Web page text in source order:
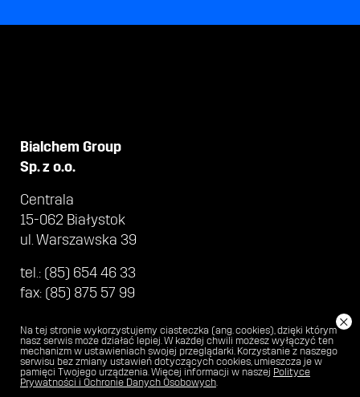
Na tej stronie wykorzystujemy ciasteczka (ang. cookies), dzięki którym
nasz serwis może działać lepiej. W każdej chwili możesz wyłączyć ten
mechanizm w ustawieniach swojej przeglądarki. Korzystanie z naszego
serwisu bez zmiany ustawień dotyczących cookies, umieszcza je w
pamięci Twojego urządzenia. Więcej informacji w naszej Polityce
Prywatności i Ochronie Danych Osobowych.
×
Bialchem Group
Sp. z o.o.
Centrala
15-062 Białystok
ul. Warszawska 39
tel.: (85) 654 46 33
fax: (85) 875 57 99
© BIALCHEM 2018 POLITYKA